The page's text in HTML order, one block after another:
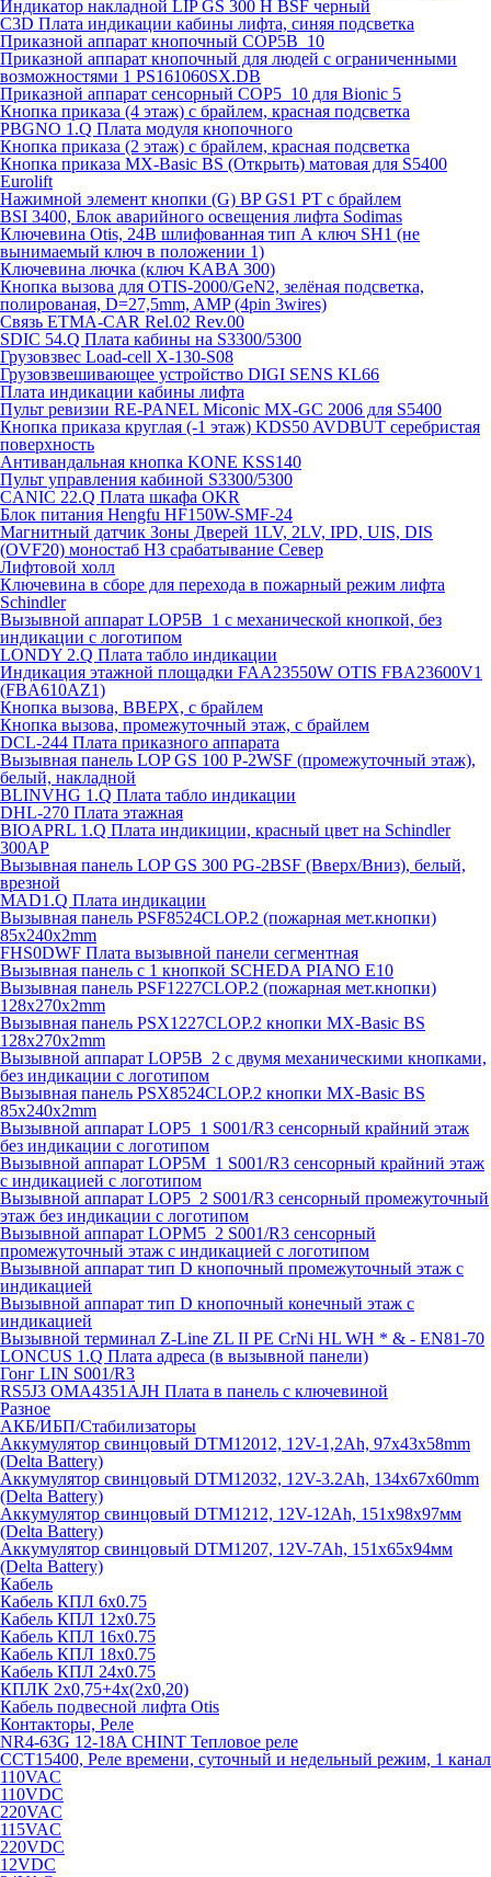
Индикатор накладной LIP GS 300 H BSF черный
C3D Плата индикации кабины лифта, синяя подсветка
Приказной аппарат кнопочный COP5B_10
Приказной аппарат кнопочный для людей с ограниченными
возможностями 1 PS161060SX.DB
Приказной аппарат сенсорный COP5_10 для Bionic 5
Кнопка приказа (4 этаж) с брайлем, красная подсветка
PBGNO 1.Q Плата модуля кнопочного
Кнопка приказа (2 этаж) с брайлем, красная подсветка
Кнопка приказа MX-Basic BS (Открыть) матовая для S5400
Eurolift
Нажимной элемент кнопки (G) BP GS1 PT с брайлем
BSI 3400, Блок аварийного освещения лифта Sodimas
Ключевина Otis, 24В шлифованная тип А ключ SH1 (не
вынимаемый ключ в положении 1)
Ключевина лючка (ключ KABA 300)
Кнопка вызова для OTIS-2000/GeN2, зелёная подсветка,
полированая, D=27,5mm, AMP (4pin 3wires)
Связь ETMA-CAR Rel.02 Rev.00
SDIC 54.Q Плата кабины на S3300/5300
Грузовзвес Load-cell X-130-S08
Грузовзвешивающее устройство DIGI SENS KL66
Плата индикации кабины лифта
Пульт ревизии RE-PANEL Miconic MX-GC 2006 для S5400
Кнопка приказа круглая (-1 этаж) KDS50 AVDBUT серебристая
поверхность
Антивандальная кнопка KONE KSS140
Пульт управления кабиной S3300/5300
CANIC 22.Q Плата шкафа OKR
Блок питания Hengfu HF150W-SMF-24
Магнитный датчик Зоны Дверей 1LV, 2LV, IPD, UIS, DIS
(OVF20) моностаб НЗ срабатывание Cевер
Лифтовой холл
Ключевина в сборе для перехода в пожарный режим лифта
Schindler
Вызывной аппарат LOP5B_1 с механической кнопкой, без
индикации с логотипом
LONDY 2.Q Плата табло индикации
Индикация этажной площадки FAA23550W OTIS FBA23600V1
(FBA610AZ1)
Кнопка вызова, ВВЕРХ, с брайлем
Кнопка вызова, промежуточный этаж, с брайлем
DCL-244 Плата приказного аппарата
Вызывная панель LOP GS 100 P-2WSF (промежуточный этаж),
белый, накладной
BLINVHG 1.Q Плата табло индикации
DHL-270 Плата этажная
BIOAPRL 1.Q Плата индикиции, красный цвет на Schindler
300AP
Вызывная панель LOP GS 300 PG-2BSF (Вверх/Вниз), белый,
врезной
MAD1.Q Плата индикации
Вызывная панель PSF8524CLOP.2 (пожарная мет.кнопки)
85х240х2mm
FHS0DWF Плата вызывной панели сегментная
Вызывная панель с 1 кнопкой SCHEDA PIANO E10
Вызывная панель PSF1227CLOP.2 (пожарная мет.кнопки)
128х270х2mm
Вызывная панель PSX1227CLOP.2 кнопки MX-Basic BS
128х270х2mm
Вызывной аппарат LOP5B_2 с двумя механическими кнопками,
без индикации с логотипом
Вызывная панель PSX8524CLOP.2 кнопки MX-Basic BS
85х240х2mm
Вызывной аппарат LOP5_1 S001/R3 сенсорный крайний этаж
без индикации с логотипом
Вызывной аппарат LOP5M_1 S001/R3 сенсорный крайний этаж
с индикацией с логотипом
Вызывной аппарат LOP5_2 S001/R3 сенсорный промежуточный
этаж без индикации с логотипом
Вызывной аппарат LOPM5_2 S001/R3 сенсорный
промежуточный этаж с индикацией с логотипом
Вызывной аппарат тип D кнопочный промежуточный этаж с
индикацией
Вызывной аппарат тип D кнопочный конечный этаж с
индикацией
Вызывной терминал Z-Line ZL II PE CrNi HL WH * & - EN81-70
LONCUS 1.Q Плата адреса (в вызывной панели)
Гонг LIN S001/R3
RS5J3 OMA4351AJH Плата в панель с ключевиной
Разное
АКБ/ИБП/Стабилизаторы
Аккумулятор свинцовый DTM12012, 12V-1,2Ah, 97х43х58mm
(Delta Battery)
Аккумулятор свинцовый DTM12032, 12V-3.2Ah, 134x67x60mm
(Delta Battery)
Аккумулятор свинцовый DTM1212, 12V-12Ah, 151х98х97мм
(Delta Battery)
Аккумулятор свинцовый DTM1207, 12V-7Ah, 151х65х94мм
(Delta Battery)
Кабель
Кабель КПЛ 6х0.75
Кабель КПЛ 12х0.75
Кабель КПЛ 16х0.75
Кабель КПЛ 18х0.75
Кабель КПЛ 24х0.75
КПЛК 2х0,75+4х(2х0,20)
Кабель подвесной лифта Otis
Контакторы, Реле
NR4-63G 12-18A CHINT Тепловое реле
CCT15400, Реле времени, суточный и недельный режим, 1 канал
110VAC
110VDC
220VAC
115VAC
220VDC
12VDC